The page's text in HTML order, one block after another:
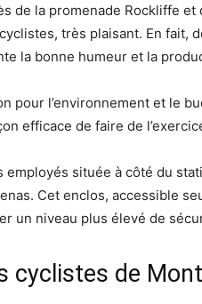
de la promenade Rockliffe
très plaisant. En fait,
la bonne humeur et la
pour l’environnement et le
efficace de faire de
employés située à côté du
Cet enclos, accessible
un niveau plus élevé de
cyclistes de